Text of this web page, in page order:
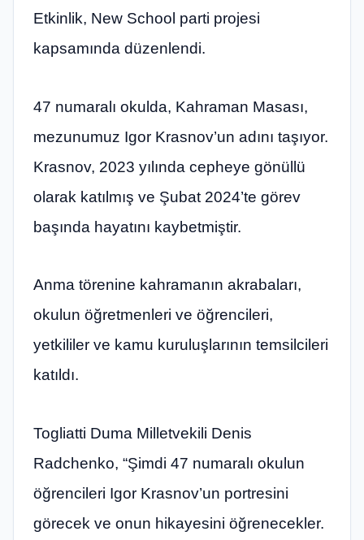
Etkinlik, New School parti projesi
kapsamında düzenlendi.
47 numaralı okulda, Kahraman Masası,
mezunumuz Igor Krasnov’un adını taşıyor.
Krasnov, 2023 yılında cepheye gönüllü
olarak katılmış ve Şubat 2024’te görev
başında hayatını kaybetmiştir.
Anma törenine kahramanın akrabaları,
okulun öğretmenleri ve öğrencileri,
yetkililer ve kamu kuruluşlarının temsilcileri
katıldı.
Togliatti Duma Milletvekili Denis
Radchenko, “Şimdi 47 numaralı okulun
öğrencileri Igor Krasnov’un portresini
görecek ve onun hikayesini öğrenecekler.